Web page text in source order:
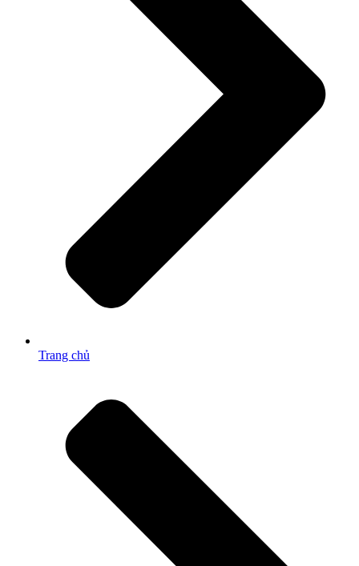
Trang chủ